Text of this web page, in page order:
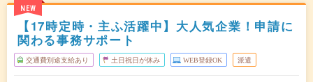
NEW
【17時定時・主ふ活躍中】大人気企業！申請に
関わる事務サポート
交通費別途支給あり 土日祝日が休み WEB登録OK 派遣